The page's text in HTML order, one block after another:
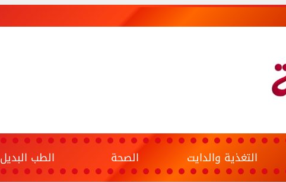
التغذية والدايت الصحة الطب البديل